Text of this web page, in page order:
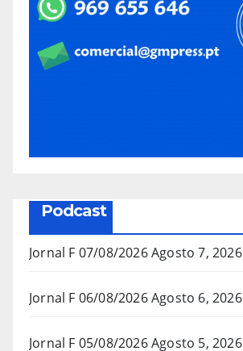
Podcast
Jornal F 07/08/2026Agosto 7, 2026
Jornal F 06/08/2026Agosto 6, 2026
Jornal F 05/08/2026Agosto 5, 2026